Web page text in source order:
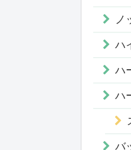
ノ
ハ
ハ
ハ
バ